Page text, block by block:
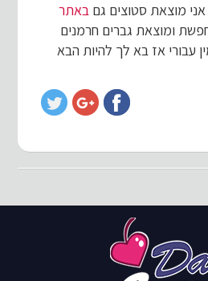
מוצאת סטוצים גם באתר
ומוצאת גברים חרמנים
עבורי אז בא לך להיות הבא